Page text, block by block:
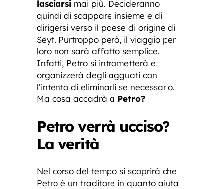
lasciarsi mai più. Decideranno
quindi di scappare insieme e di
dirigersi verso il paese di origine di
Seyt. Purtroppo però, il viaggio per
loro non sarà affatto semplice.
Infatti, Petro si intrometterà e
organizzerà degli agguati con
l’intento di eliminarli se necessario.
Ma cosa accadrà a Petro?
Petro verrà ucciso?
La verità
Nel corso del tempo si scoprirà che
Petro è un traditore in quanto aiuta